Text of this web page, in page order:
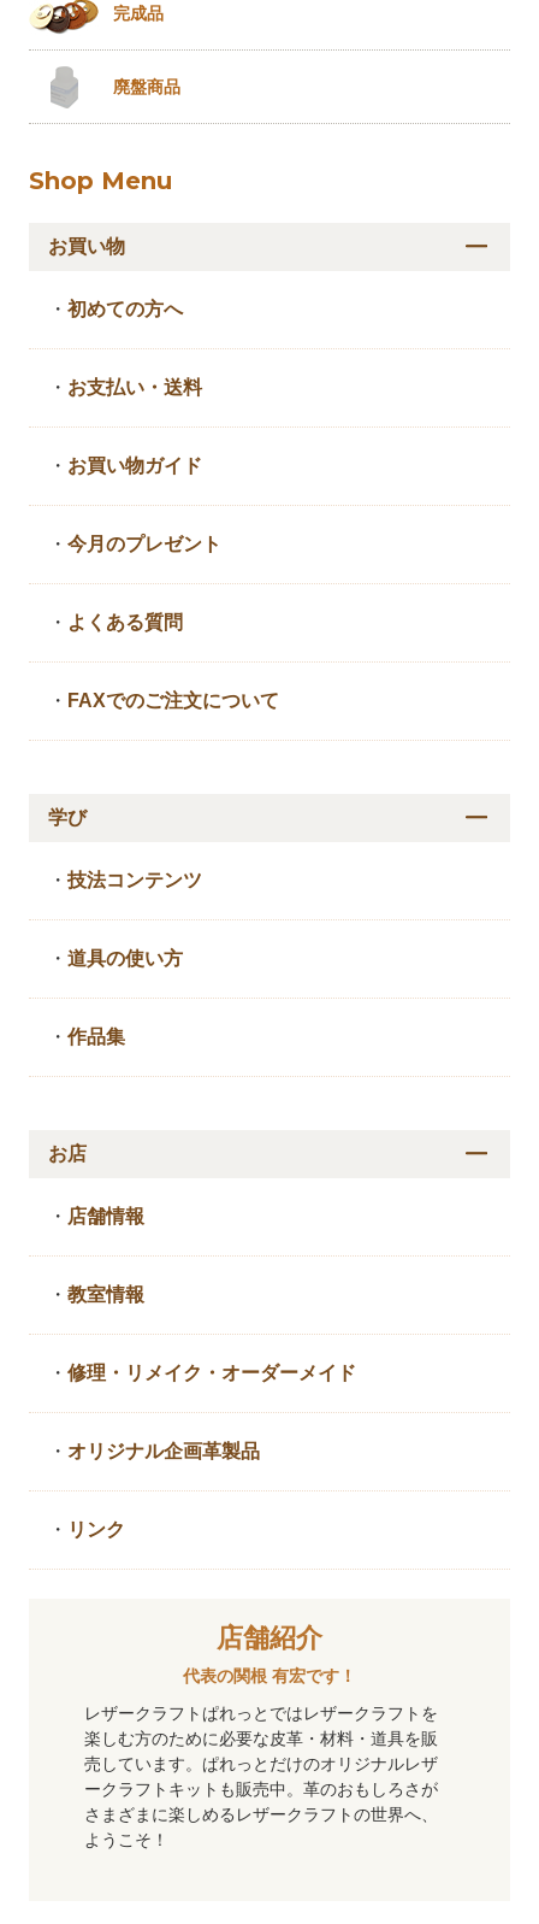
完成品
廃盤商品
Shop Menu
お買い物
・初めての方へ
・ お支払い・送料
・ お買い物ガイド
・今月のプレゼント
・ よくある質問
・ FAXでのご注文について
学び
・技法コンテンツ
・道具の使い方
・作品集
お店
・ 店舗情報
・教室情報
・修理・リメイク・ オーダーメイド
・ オリジナル企画革製品
・ リンク
店舗紹介
代表の関根 有宏です！
レザークラフトぱれっとではレザークラフトを
楽しむ方のために必要な皮革・材料・道具を販
売しています。ぱれっとだけのオリジナルレザ
ークラフトキットも販売中。革のおもしろさが
さまざまに楽しめるレザークラフトの世界へ、
ようこそ！